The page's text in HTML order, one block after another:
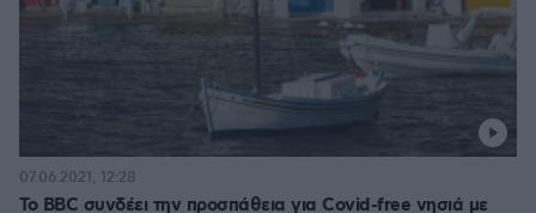
Το BBC συνδέει την προσπάθεια για Covid-free νησιά με
07.06.2021, 12:28